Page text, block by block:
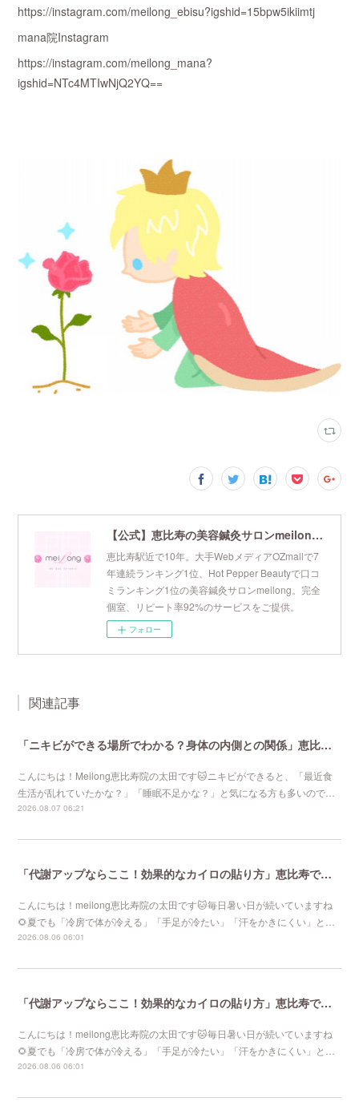
https://instagram.com/meilong_ebisu?igshid=15bpw5ikiimtj
mana院Instagram
https://instagram.com/meilong_mana?
igshid=NTc4MTIwNjQ2YQ==
【公式】恵比寿の美容鍼灸サロンmeilong｜ツボを押さえた針・お灸の治療で美容と健康を叶えます
恵比寿駅近で10年。大手WebメディアOZmallで7
年連続ランキング1位、Hot Pepper Beautyで口コ
ミランキング1位の美容鍼灸サロンmeilong。完全
個室、リピート率92%のサービスをご提供。
フォロー
関連記事
「ニキビができる場所でわかる？身体の内側との関係」恵比寿で口コミNo 1美容鍼灸ならmeilong
こんにちは！Meilong恵比寿院の太田です🐱ニキビができると、「最近食
生活が乱れていたかな？」「睡眠不足かな？」と気になる方も多いので…
2026.08.07 06:21
「代謝アップならここ！効果的なカイロの貼り方」恵比寿で口コミNo 1美容鍼灸ならmeilong
こんにちは！meilong恵比寿院の太田です🐱毎日暑い日が続いていますね
🌻夏でも「冷房で体が冷える」「手足が冷たい」「汗をかきにくい」と…
2026.08.06 06:01
「代謝アップならここ！効果的なカイロの貼り方」恵比寿で口コミNo 1美容鍼灸ならmeilong
こんにちは！meilong恵比寿院の太田です🐱毎日暑い日が続いていますね
🌻夏でも「冷房で体が冷える」「手足が冷たい」「汗をかきにくい」と…
2026.08.06 06:01